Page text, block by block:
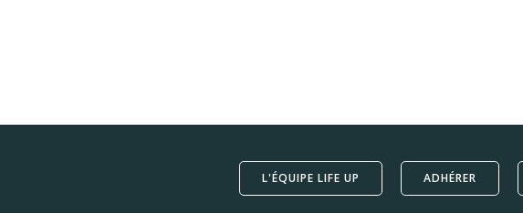
L'ÉQUIPE LIFE UP ADHÉRER